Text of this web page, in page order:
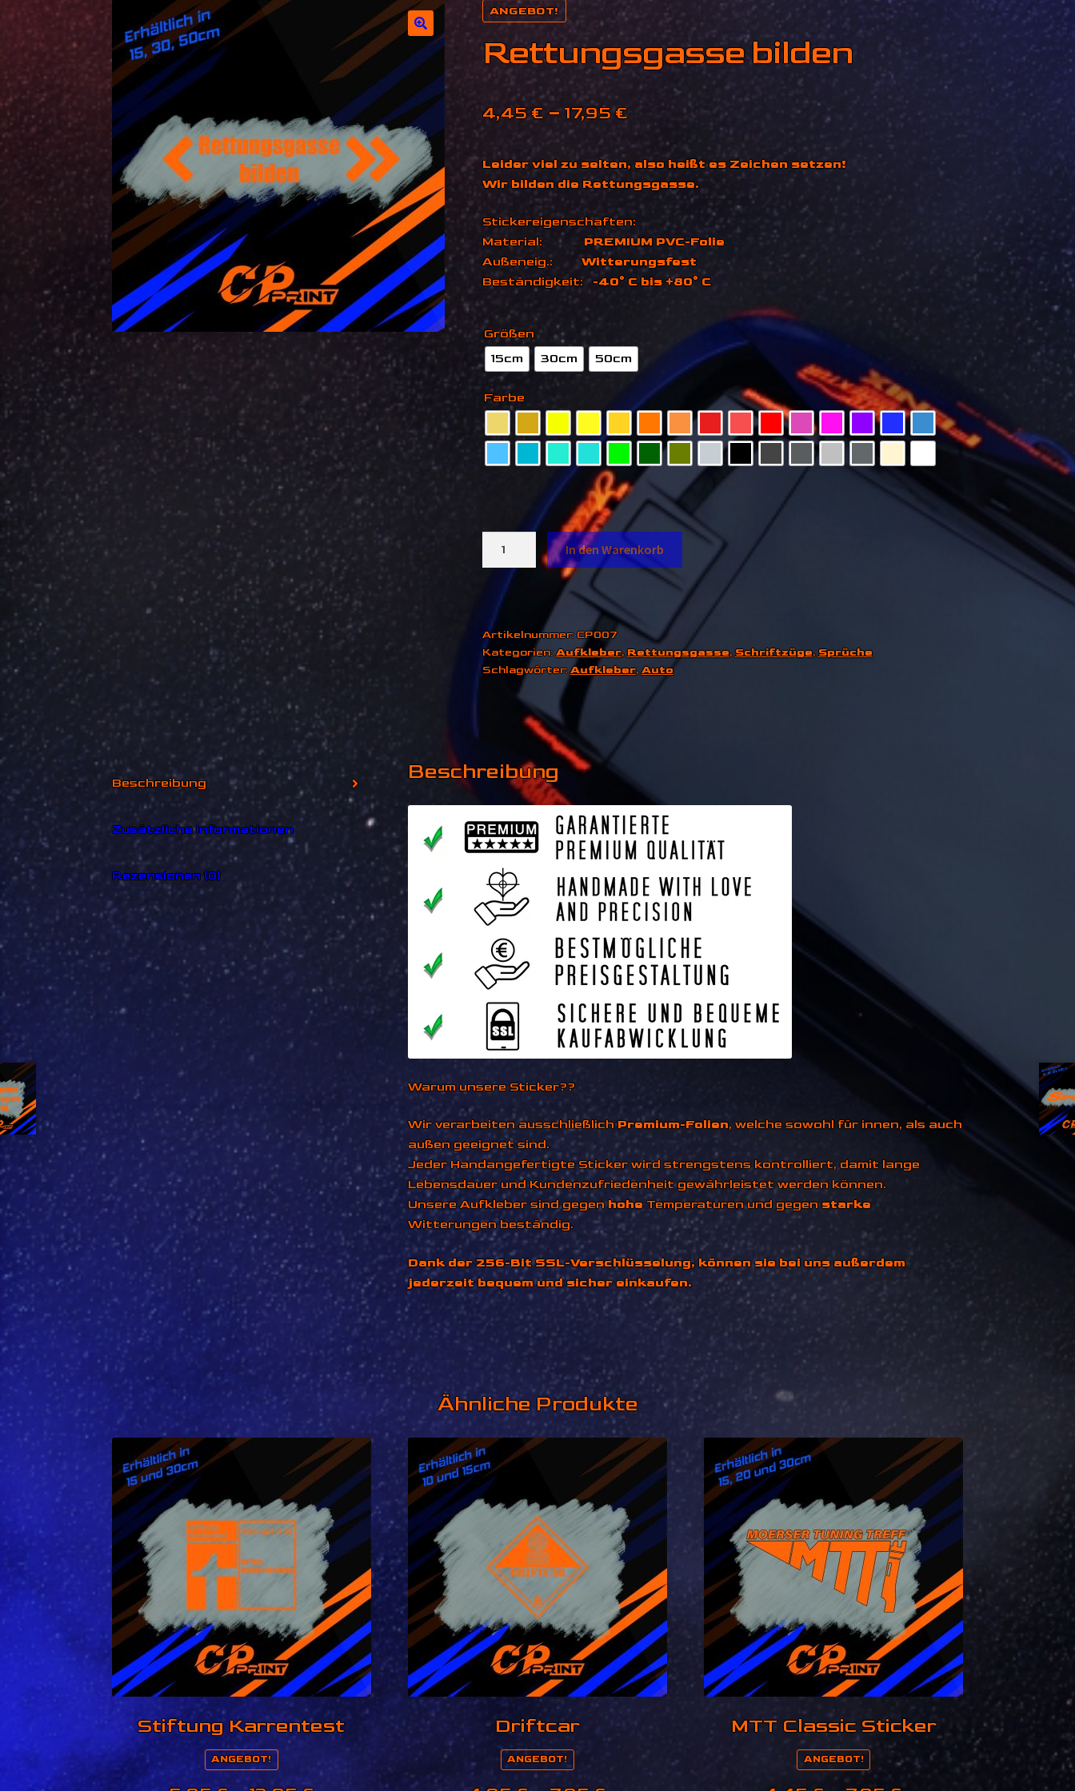
ANGEBOT!
🔍 Rettungsgasse bilden
4,45€ –17,95€Preisspanne:
4,45 €
bis
17,95 €
Leider viel zu selten, also heißt es Zeichen setzen!
Wir bilden die Rettungsgasse.
Stickereigenschaften:
Material: PREMIUM PVC-Folie
Außeneig.:Witterungsfest
Beständigkeit:-40° C bis +80° C
Größen
15cm
30cm 50cm
Farbe
Rettungsgasse
Menge
In den Warenkorb
Artikelnummer:CP007
Kategorien:Aufkleber,Rettungsgasse,Schriftzüge,Sprüche
Schlagwörter:Aufkleber,Auto
Beschreibung
Zusätzliche Informationen
Rezensionen (0)
Beschreibung
Warum unsere Sticker??
Wir verarbeiten ausschließlichPremium-Folien, welche sowohl für innen, als auch
außen geeignet sind.
Jeder Handangefertigte Sticker wird strengstens kontrolliert, damit lange
Lebensdauer und Kundenzufriedenheit gewährleistet werden können.
Unsere Aufkleber sind gegenhoheTemperaturen und gegenstarke
Witterungen beständig.
Dank der 256-Bit SSL-Verschlüsselung, können sie bei uns außerdem
jederzeit bequem und sicher einkaufen.
Ähnliche Produkte
Stiftung Karrentest
ANGEBOT!
Driftcar
ANGEBOT!
MTT Classic Sticker
ANGEBOT!